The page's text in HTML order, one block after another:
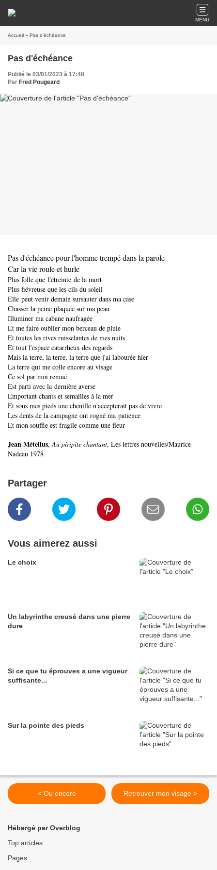
MENU
Accueil » Pas d'échéance
Pas d'échéance
Publié le 03/01/2023 à 17:48
Par Fred Pougeard
Pas d'échéance pour l'homme trempé dans la parole
Car la vie roule et hurle
Plus folle que l'étreinte de la mort
Plus fiévreuse que les cils du soleil
Elle peut venir demain sursauter dans ma case
Chasser la peine plaquée sur ma peau
Illuminer ma cabane naufragée
Et me faire oublier mon berceau de pluie
Et toutes les rives ruisselantes de mes nuits
Et tout l'espace catarrheux des regards
Mais la terre, la terre, la terre que j'ai labourée hier
La terre qui me colle encore au visage
Ce sol par moi remué
​​​​​​​Est parti avec la dernière averse
Emportant chants et semailles à la mer
Et sous mes pieds une chenille n'accepterait pas de vivre
Les dents de la campagne ont rogné ma patience
Et mon souffle est fragile comme une fleur
Jean Métellus,Au piripite chantant, Les lettres nouvelles/Maurice
Nadeau 1978
Partager
Vous aimerez aussi
Le choix
Un labyrinthe creusé dans une pierre
dure
Si ce que tu éprouves a une vigueur
suffisante...
Sur la pointe des pieds
< Ou encore Retrouver mon visage >
Hébergé par Overblog
Top articles
Pages